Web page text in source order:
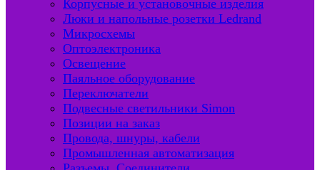
Корпусные и установочные изделия
Люки и напольные розетки Ledrand
Микросхемы
Оптоэлектроника
Освещение
Паяльное оборудование
Переключатели
Подвесные светильники Simon
Позиции на заказ
Провода, шнуры, кабели
Промышленная автоматизация